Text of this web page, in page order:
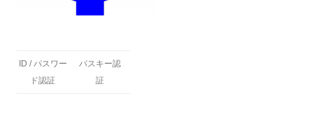
ID / パスワー
ド認証
パスキー認
証